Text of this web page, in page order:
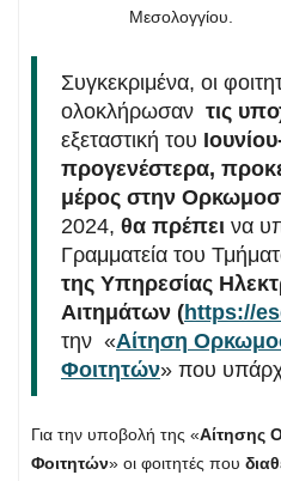
Μεσολογγίου.
Συγκεκριμένα, οι
ολοκλήρωσαν τις
εξεταστική του
προγενέστερα,
μέρος στην
2024, θα πρέπει να
Γραμματεία του
της Υπηρεσίας
Αιτημάτων (https://
την «Αίτηση
Φοιτητών» που
Για την υποβολή της «Αίτησης
Φοιτητών» οι φοιτητές που